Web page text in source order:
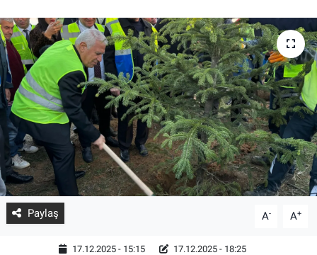
Paylaş A- A+
17.12.2025 - 15:15 17.12.2025 - 18:25